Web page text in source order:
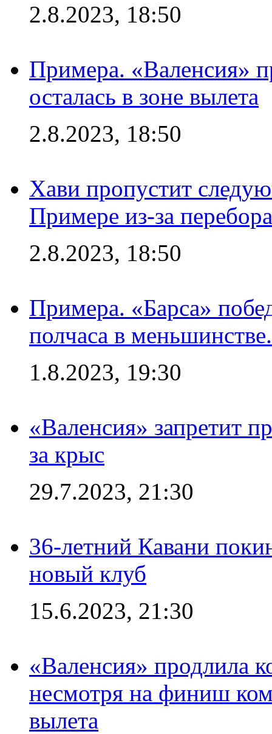
2.8.2023, 18:50
Примера. «Валенсия»
осталась в зоне вылета
2.8.2023, 18:50
Хави пропустит
Примере из-за
2.8.2023, 18:50
Примера. «Барса»
полчаса в
1.8.2023, 19:30
«Валенсия» запретит
за крыс
29.7.2023, 21:30
36-летний Кавани
новый клуб
15.6.2023, 21:30
«Валенсия» продлила
несмотря на финиш
вылета